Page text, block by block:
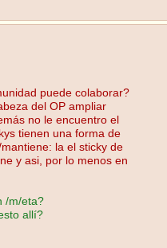
puede colaborar?
del OP ampliar
no le encuentro el
tienen una forma de
la el sticky de
y asi, por lo menos en
/m/eta?
allí?